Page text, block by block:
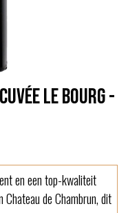
le Bourg -
en een top-kwaliteit
de Chambrun, dit